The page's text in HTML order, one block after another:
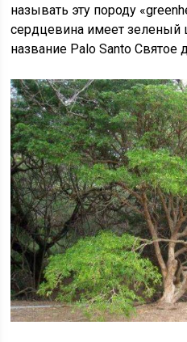
называть эту породу
сердцевина имеет зеленый
название Palo Santo Святое